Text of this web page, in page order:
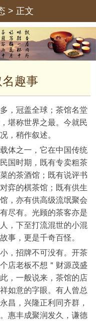
> 正文
趣事
，冠盖全球；茶馆名堂
堪称世界之最。今就民
，稍作叙述。
体之一，它在中国传统
国时期，既有专卖粗茶
的茶酒馆；既有说评书
弈的棋茶馆；既有供生
，亦有供高级流氓聚会
尽有。光顾的茶客亦是
，下至打流混世的小混
事，更是千奇百怪。
，招牌不可没有。开茶
店老板不想＂财源茂盛
，一般说来，茶馆的店
如意的字眼。有人曾总
昌，兴隆正利同齐群，
惠丰成聚润发久，谦德